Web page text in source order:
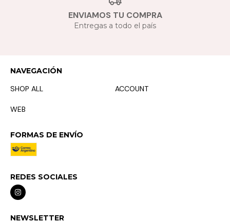
ENVIAMOS TU COMPRA
Entregas a todo el país
NAVEGACIÓN
SHOP ALL
ACCOUNT
WEB
FORMAS DE ENVÍO
REDES SOCIALES
NEWSLETTER